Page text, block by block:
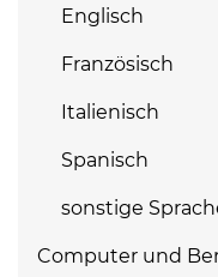
Englisch
Französisch
Italienisch
Spanisch
sonstige
Computer und